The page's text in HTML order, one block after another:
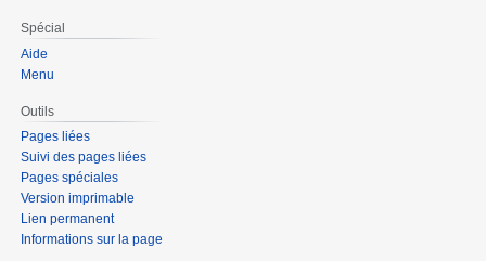
Spécial
Aide
Menu
Outils
Pages liées
Suivi des pages liées
Pages spéciales
Version imprimable
Lien permanent
Informations sur la page